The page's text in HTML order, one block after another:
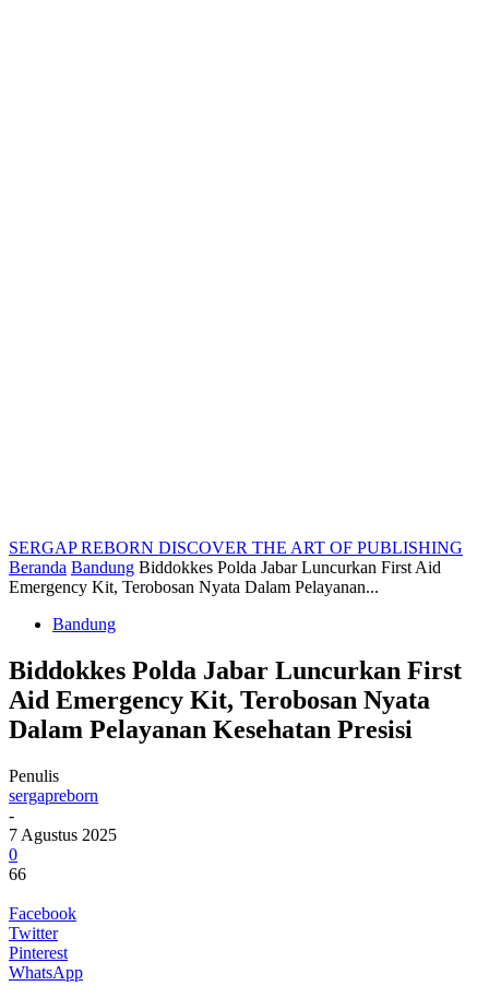
SERGAP REBORN DISCOVER THE ART OF PUBLISHING
Beranda Bandung Biddokkes Polda Jabar Luncurkan First Aid
Emergency Kit, Terobosan Nyata Dalam Pelayanan...
Bandung
Biddokkes Polda Jabar Luncurkan First
Aid Emergency Kit, Terobosan Nyata
Dalam Pelayanan Kesehatan Presisi
Penulis
sergapreborn
-
7 Agustus 2025
0
66
Facebook
Twitter
Pinterest
WhatsApp